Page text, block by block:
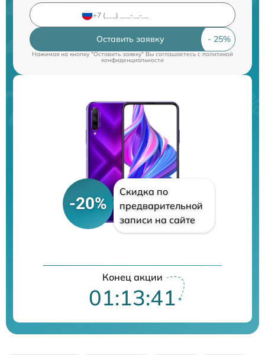
Оставить заявку
Нажимая на кнопку "Оставить заявку" Вы соглашаетесь cполитикой
конфиденциальности
-20%
Скидка по
предварительной
записи на сайте
Конец акции
01:13:40